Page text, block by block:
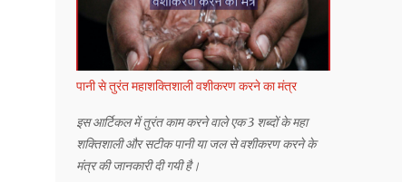
पानी से तुरंत महाशक्तिशाली वशीकरण करने का मंत्र
इस आर्टिकल में तुरंत काम करने वाले एक 3 शब्दों के महा
शक्तिशाली और सटीक पानी या जल से वशीकरण करने के
मंत्र की जानकारी दी गयी है।